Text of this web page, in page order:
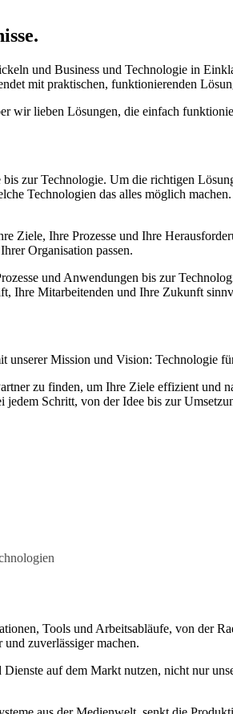
und Business und Technologie in
mit praktischen, funktionierenden
wir lieben Lösungen, die einfach
zur Technologie. Um die richtigen
Technologien das alles möglich
Ziele, Ihre Prozesse und Ihre
Organisation passen.
und Anwendungen bis zur
Ihre Mitarbeitenden und Ihre Zukunft
unserer Mission und Vision: Technologie
zu finden, um Ihre Ziele effizient
Schritt, von der Idee bis zur
Tools und Arbeitsabläufe, von der
zuverlässiger machen.
auf dem Markt nutzen, nicht nur